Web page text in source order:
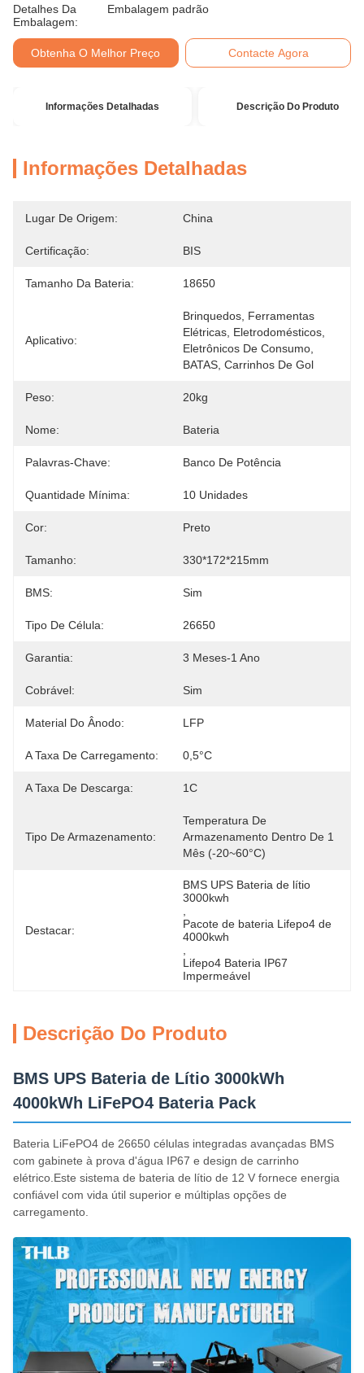
Detalhes Da
Embalagem:
Embalagem padrão
Obtenha O Melhor Preço Contacte Agora
Informações Detalhadas Descrição Do Produto
Informações Detalhadas
Lugar De Origem: China
Certificação: BIS
Tamanho Da Bateria: 18650
Aplicativo:
Brinquedos, Ferramentas
Elétricas, Eletrodomésticos,
Eletrônicos De Consumo,
BATAS, Carrinhos De Gol
Peso: 20kg
Nome: Bateria
Palavras-Chave: Banco De Potência
Quantidade Mínima: 10 Unidades
Cor: Preto
Tamanho: 330*172*215mm
BMS: Sim
Tipo De Célula: 26650
Garantia: 3 Meses-1 Ano
Cobrável: Sim
Material Do Ânodo: LFP
A Taxa De Carregamento: 0,5°C
A Taxa De Descarga: 1C
Tipo De Armazenamento:
Temperatura De
Armazenamento Dentro De 1
Mês (-20~60°C)
Destacar:
BMS UPS Bateria de lítio
3000kwh
Pacote de bateria Lifepo4 de
4000kwh
Lifepo4 Bateria IP67
Impermeável
Descrição Do Produto
BMS UPS Bateria de Lítio 3000kWh
4000kWh LiFePO4 Bateria Pack
Bateria LiFePO4 de 26650 células integradas avançadas BMS
com gabinete à prova d'água IP67 e design de carrinho
elétrico.Este sistema de bateria de lítio de 12 V fornece energia
confiável com vida útil superior e múltiplas opções de
carregamento.